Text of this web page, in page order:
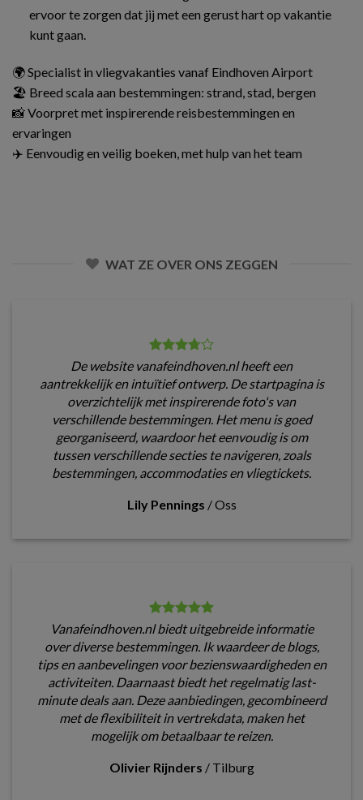
ervoor te zorgen dat jij met een gerust hart op vakantie
kunt gaan.
🌍 Specialist in vliegvakanties vanaf Eindhoven Airport
🏖️ Breed scala aan bestemmingen: strand, stad, bergen
📸 Voorpret met inspirerende reisbestemmingen en
ervaringen
✈️ Eenvoudig en veilig boeken, met hulp van het team
WAT ZE OVER ONS ZEGGEN
De website vanafeindhoven.nl heeft een
aantrekkelijk en intuïtief ontwerp. De startpagina is
overzichtelijk met inspirerende foto's van
verschillende bestemmingen. Het menu is goed
georganiseerd, waardoor het eenvoudig is om
tussen verschillende secties te navigeren, zoals
bestemmingen, accommodaties en vliegtickets.
Lily Pennings /Oss
Vanafeindhoven.nl biedt uitgebreide informatie
over diverse bestemmingen. Ik waardeer de blogs,
tips en aanbevelingen voor bezienswaardigheden en
activiteiten. Daarnaast biedt het regelmatig last-
minute deals aan. Deze aanbiedingen, gecombineerd
met de flexibiliteit in vertrekdata, maken het
mogelijk om betaalbaar te reizen.
Olivier Rijnders / Tilburg